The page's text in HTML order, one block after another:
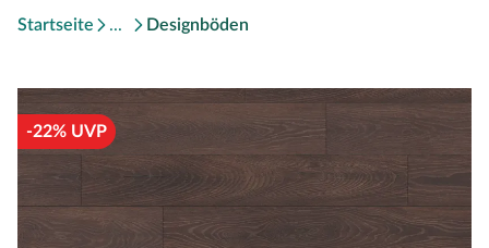
Startseite Designböden
-22% UVP